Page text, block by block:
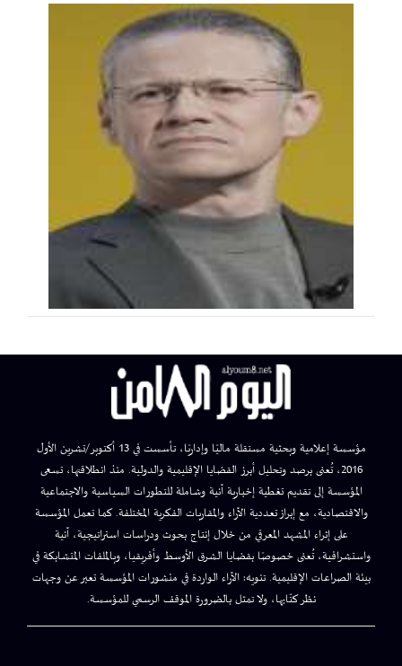
مؤسسة إعلامية وبحثية مستقلة ماليًا وإداريًا، تأسست في 13 أكتوبر/تشرين الأول
2016، تُعنى برصد وتحليل أبرز القضايا الإقليمية والدولية. منذ انطلاقتها، تسعى
المؤسسة إلى تقديم تغطية إخبارية آنية وشاملة للتطورات السياسية والاجتماعية
والاقتصادية، مع إبراز تعددية الآراء والمقاربات الفكرية المختلفة. كما تعمل المؤسسة
على إثراء المشهد المعرفي من خلال إنتاج بحوث ودراسات استراتيجية، آنية
واستشرافية، تُعنى خصوصًا بقضايا الشرق الأوسط وأفريقيا، وبالملفات المتشابكة في
بيئة الصراعات الإقليمية. تنويه: الآراء الواردة في منشورات المؤسسة تعبر عن وجهات
نظر كتّابها، ولا تمثل بالضرورة الموقف الرسمي للمؤسسة.